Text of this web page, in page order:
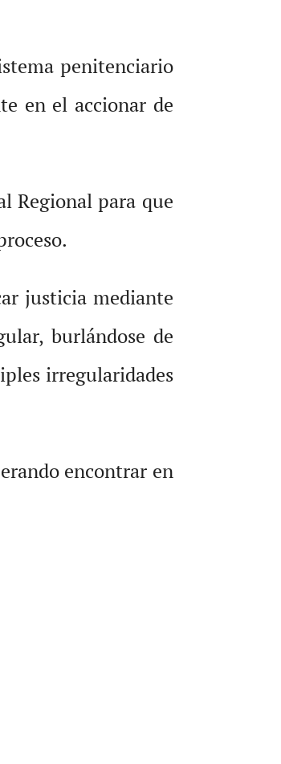
penitenciario
en el accionar de
Regional para que
justicia mediante
burlándose de
irregularidades
encontrar en